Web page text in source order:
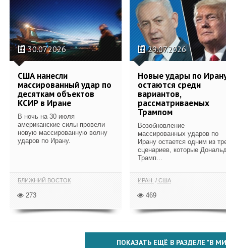
30.07.2026
США нанесли
массированный удар по
десяткам объектов
КСИР в Иране
В ночь на 30 июля
американские силы провели
новую массированную волну
ударов по Ирану.
БЛИЖНИЙ ВОСТОК
273
29.07.2026
Новые удары по
остаются среди
вариантов,
рассматриваемых
Трампом
Возобновление
массированных ударов по
Ирану остается одним из
сценариев, которые
Трамп...
ИРАН США
469
ПОКАЗАТЬ ЕЩЁ В РАЗДЕЛЕ "В